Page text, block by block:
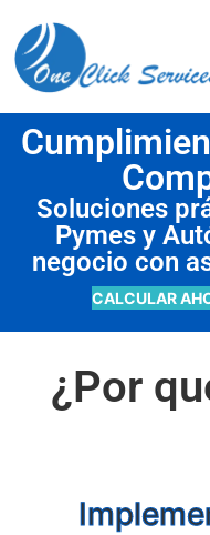
Soluciones
Pymes y
negocio con
CALCULAR
¿Por